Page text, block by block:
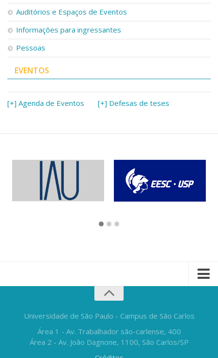
Auditórios e Espaços de Eventos
Informações para ingressantes
Pessoas
EVENTOS
[+] Agenda de Eventos [+] Defesas de teses
Universidade de São Paulo - Campus de São Carlos
Área 1 - Av. Trabalhador são-carlense, 400
Área 2 - Av. João Dagnone, 1100, São Carlos/SP